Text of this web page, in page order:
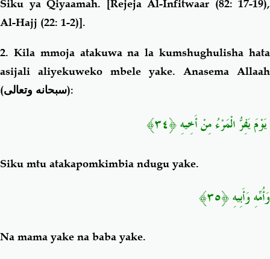
Siku ya Qiyaamah. [Rejeja Al-Infitwaar (82: 17-19),
Al-Hajj (22: 1-2)].
2. Kila mmoja atakuwa na la kumshughulisha hata
asijali aliyekuweko mbele yake. Anasema Allaah
(سبحانه وتعالى):
يَوْمَ يَفِرُّ الْمَرْءُ مِنْ أَخِيهِ ﴿٣٤﴾
Siku mtu atakapomkimbia ndugu yake.
وَأُمِّهِ وَأَبِيهِ ﴿٣٥﴾
Na mama yake na baba yake.